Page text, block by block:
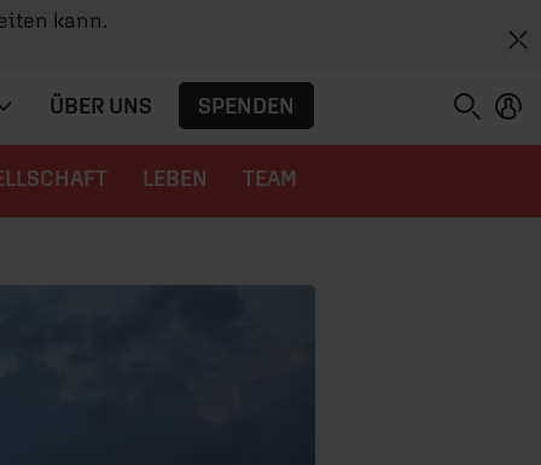
kann.
ÜBER UNS SPENDEN
LEBEN TEAM